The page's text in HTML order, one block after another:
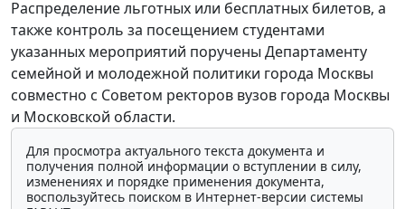
Распределение льготных или бесплатных билетов, а
также контроль за посещением студентами
указанных мероприятий поручены Департаменту
семейной и молодежной политики города Москвы
совместно с Советом ректоров вузов города Москвы
и Московской области.
Для просмотра актуального текста документа и
получения полной информации о вступлении в силу,
изменениях и порядке применения документа,
воспользуйтесь поиском в Интернет-версии системы